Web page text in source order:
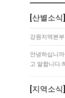
[산별소
강원지역본부
안녕하십니
고 말합니다.
[지역소